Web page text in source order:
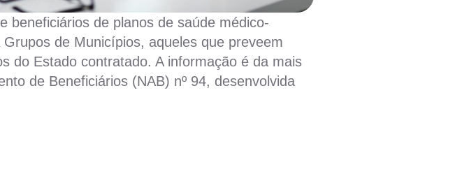
beneficiários de planos de saúde médico-
de Municípios, aqueles que preveem
do Estado contratado. A informação é da mais
de Beneficiários (NAB) nº 94, desenvolvida